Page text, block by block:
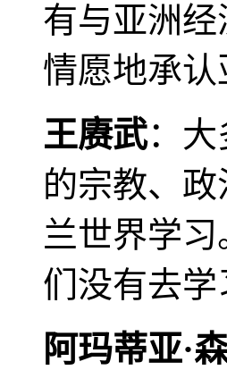
有与亚洲
情愿地承认
王赓武：大
的宗教、
兰世界学
们没有去
阿玛蒂亚·